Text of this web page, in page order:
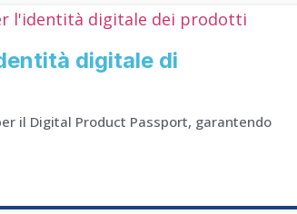
digitale di
il Digital Product Passport, garantendo